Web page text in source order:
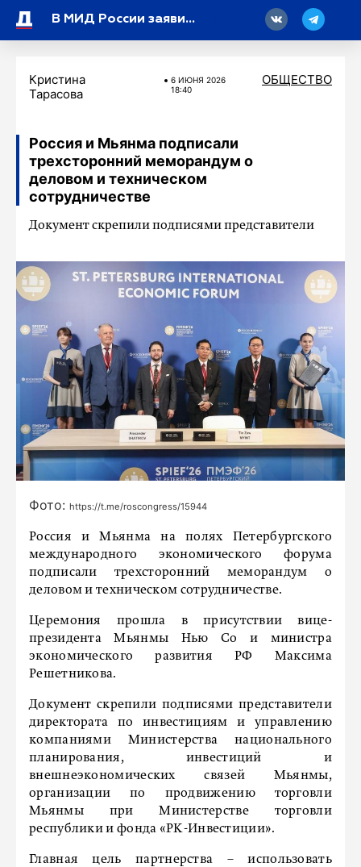
В МИД России заявили о готовности организовать приезд делегации ООН в Старобельск
Кристина
Тарасова
6 ИЮНЯ 2026
18:40
ОБЩЕСТВО
Россия и Мьянма подписали
трехсторонний меморандум о
деловом и техническом
сотрудничестве
Документ скрепили подписями представители
Фото: https://t.me/roscongress/15944
Россия и Мьянма на полях Петербургского
международного экономического форума
подписали трехсторонний меморандум о
деловом и техническом сотрудничестве.
Церемония прошла в присутствии вице-
президента Мьянмы Нью Со и министра
экономического развития РФ Максима
Решетникова.
Документ скрепили подписями представители
директората по инвестициям и управлению
компаниями Министерства национального
планирования, инвестиций и
внешнеэкономических связей Мьянмы,
организации по продвижению торговли
Мьянмы при Министерстве торговли
республики и фонда «РК-Инвестиции».
Главная цель партнерства – использовать